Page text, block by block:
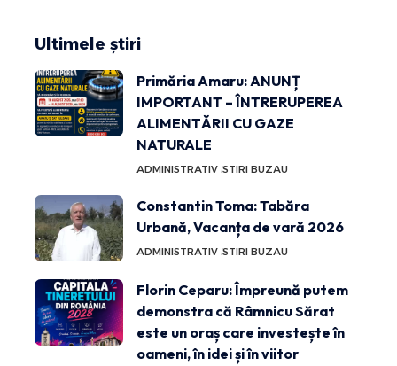
Ultimele știri
Primăria Amaru: ANUNȚ
IMPORTANT – ÎNTRERUPEREA
ALIMENTĂRII CU GAZE
NATURALE
ADMINISTRATIV STIRI BUZAU
Constantin Toma: Tabăra
Urbană, Vacanța de vară 2026
ADMINISTRATIV STIRI BUZAU
Florin Ceparu: Împreună putem
demonstra că Râmnicu Sărat
este un oraș care investește în
oameni, în idei și în viitor